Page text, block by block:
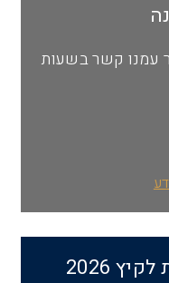
עמנו קשר בשעות
2026